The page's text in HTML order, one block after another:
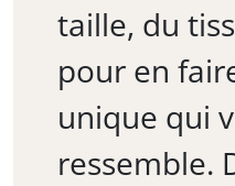
taille, du
pour en
unique qui
ressemble.